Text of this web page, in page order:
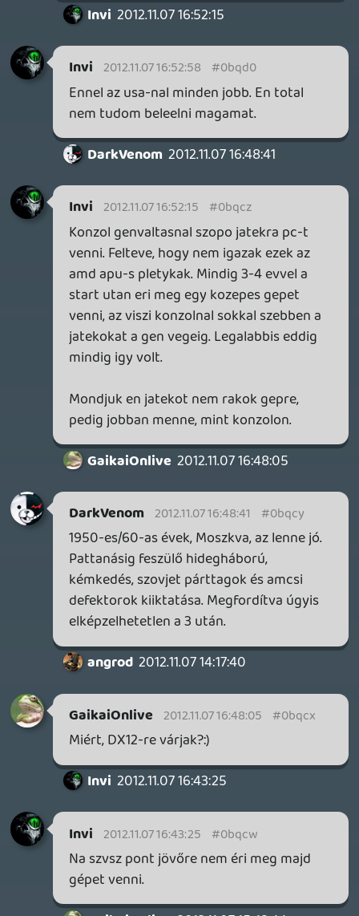
Ha minden jól megy jövőre a Watch Dogs-
ot már PC-n fogom tolni, Ultra beállítások
Ha meg nem akkor 360-on, Ultra low
beállítások mellett.:D
Ó hogy az a..... Hát egy assassin hol a rákba
ne lenne való mint a feudális japánban.
angrod 2012.11.07 14:17:40
sgabo09 2012.11.07 15:23:55 #0bqcr
Én PC-re, valószínűleg a Steam Christmas
Sale keretei között szerzem majd be.
Balee 2012.11.07 13:25:33
angrod 2012.11.07 14:17:40 #0bqcq
Egyébként pont most olvastam valami
érdekeset a következő részről. Egyelőre
lehetséges, hogy a következő rész (ami
2013-2014-re esedékes) ismét Connor-t
veszi elő, a fanok visszajelzéseitől függően,
viszont a fejlesztők szeretnének
mostantól minden részre valami új
hasonló trilógiákat (nekem személy szerint
nem sok bajom volt vele, sőt, és Connor is
jó karakter lett, talán a legszimpatikusabb
nekem a sorozatban). Arról is szól a fáma,
hogy a 2. VH, feudális japán illetve
egyiptom nincsenek tervben, mert
unalmasnak találják őket egy Assi
játékhoz. Azért a feudális japán szerintem
pont jó lenne.
Balee
Far Cry 3-at nagyon várom. Már csak az a
kérdés, hogy melyik platformra vegyem
azt hiszem jobban járok, ha box-ra veszem.
angrod
Ubi egyre jobb és jobb lesz, jó ideje a
kedvenc csapatom. Remélem, hogy a Far
Cry 3 is nagyot fog duranni, az meg, hogy
a Watchdogs JÖN jövőre, az év híre nekem
és pont.Gta 5 beárnyékolja? Ugyan. Egy jó
játékot senki sem árnyékolhat be és amit
láttunk belőle az rendkívül meggyőző volt.